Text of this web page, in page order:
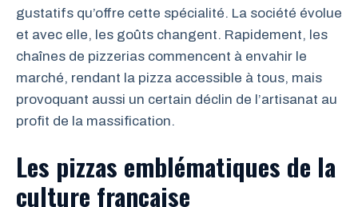
gustatifs qu’offre cette spécialité. La société évolue
et avec elle, les goûts changent. Rapidement, les
chaînes de pizzerias commencent à envahir le
marché, rendant la pizza accessible à tous, mais
provoquant aussi un certain déclin de l’artisanat au
profit de la massification.
Les pizzas emblématiques de la
culture française